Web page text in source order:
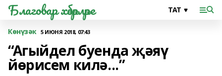
Благовар хәбәрләре
Көнүзәк 5 ИЮНЯ 2018, 07:43
“Агыйдел буенда җәяү
йөрисем килә...”